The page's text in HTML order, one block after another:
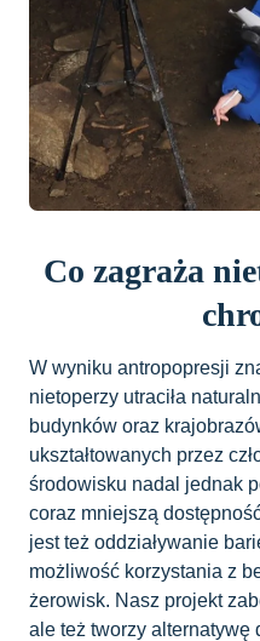
Co zagraża
W wyniku antropopresji
nietoperzy utraciła
budynków oraz
ukształtowanych przez
środowisku nadal jednak
coraz mniejszą
jest też oddziaływanie
możliwość korzystania z
żerowisk. Nasz projekt
ale też tworzy alternatywę